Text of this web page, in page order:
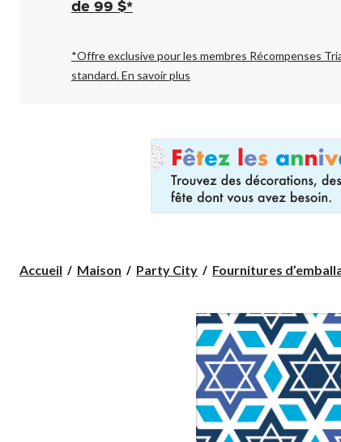
à
pour
changer
de 99 $*
*Offre exclusive pour les membres Récompenses
standard.En savoir plus
Accueil Maison Party City Fournitures